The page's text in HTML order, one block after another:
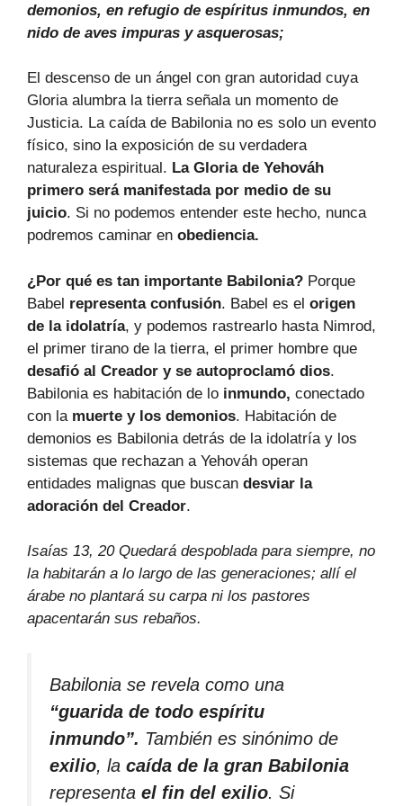
demonios, en refugio de espíritus inmundos, en
nido de aves impuras y asquerosas;
El descenso de un ángel con gran autoridad cuya
Gloria alumbra la tierra señala un momento de
Justicia. La caída de Babilonia no es solo un evento
físico, sino la exposición de su verdadera
naturaleza espiritual. La Gloria de Yehováh
primero será manifestada por medio de su
juicio. Si no podemos entender este hecho, nunca
podremos caminar en obediencia.
¿Por qué es tan importante Babilonia? Porque
Babel representa confusión. Babel es el origen
de la idolatría, y podemos rastrearlo hasta Nimrod,
el primer tirano de la tierra, el primer hombre que
desafió al Creador y se autoproclamó dios.
Babilonia es habitación de lo inmundo, conectado
con la muerte y los demonios. Habitación de
demonios es Babilonia detrás de la idolatría y los
sistemas que rechazan a Yehováh operan
entidades malignas que buscan desviar la
adoración del Creador.
Isaías 13, 20 Quedará despoblada para siempre, no
la habitarán a lo largo de las generaciones; allí el
árabe no plantará su carpa ni los pastores
apacentarán sus rebaños.
Babilonia se revela como una
“guarida de todo espíritu
inmundo”. También es sinónimo de
exilio, la caída de la gran Babilonia
representa el fin del exilio. Si